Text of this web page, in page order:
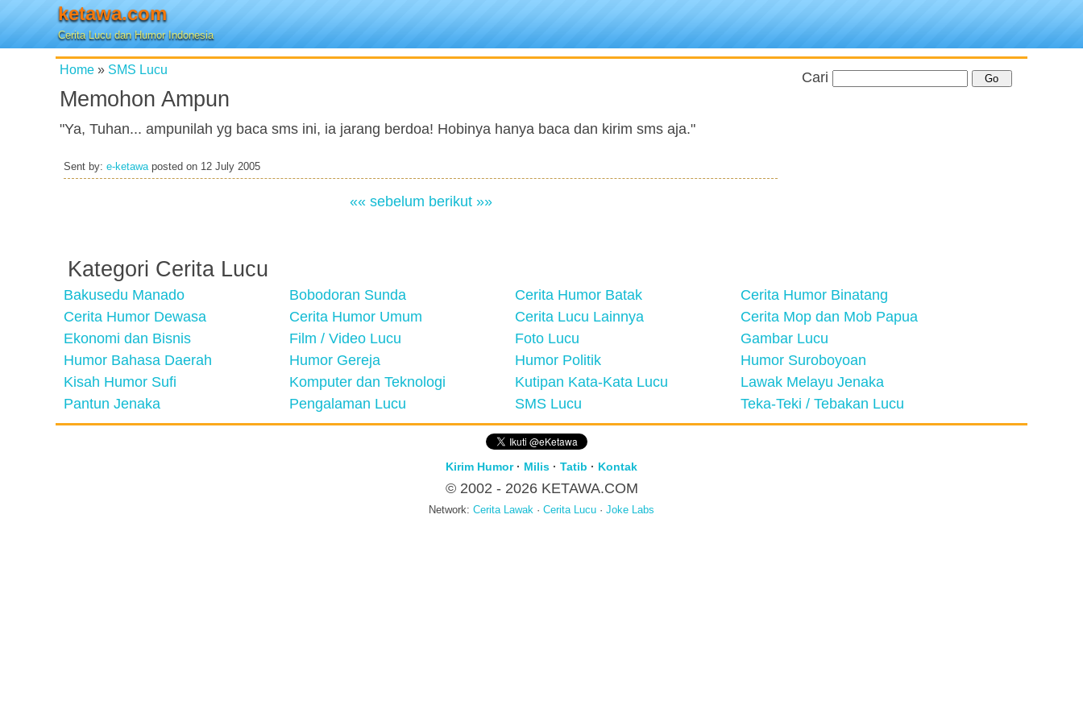
ketawa.com
Cerita Lucu dan Humor Indonesia
Home » SMS Lucu
Memohon Ampun
"Ya, Tuhan... ampunilah yg baca sms ini, ia jarang berdoa! Hobinya hanya baca dan kirim sms aja."
Sent by: e-ketawaposted on 12 July 2005
«« sebelum berikut »»
Cari
Kategori Cerita Lucu
Bakusedu Manado Bobodoran Sunda Cerita Humor Batak
Cerita Humor Binatang
Cerita Humor Dewasa
Cerita Humor Umum Cerita Lucu Lainnya
Cerita Mop dan Mob Papua
Ekonomi dan Bisnis
Film / Video Lucu Foto Lucu
Gambar Lucu
Humor Bahasa Daerah
Humor Gereja Humor Politik
Humor Suroboyoan
Kisah Humor Sufi
Komputer dan Teknologi Kutipan Kata-Kata Lucu
Lawak Melayu Jenaka
Pantun Jenaka
Pengalaman Lucu SMS Lucu Teka-Teki / Tebakan Lucu
Kirim Humor· Milis · Tatib · Kontak
© 2002 - 2026 KETAWA.COM
Network: Cerita Lawak · Cerita Lucu · Joke Labs